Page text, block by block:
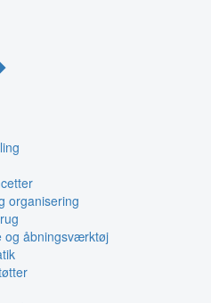
organisering
og åbningsværktøj